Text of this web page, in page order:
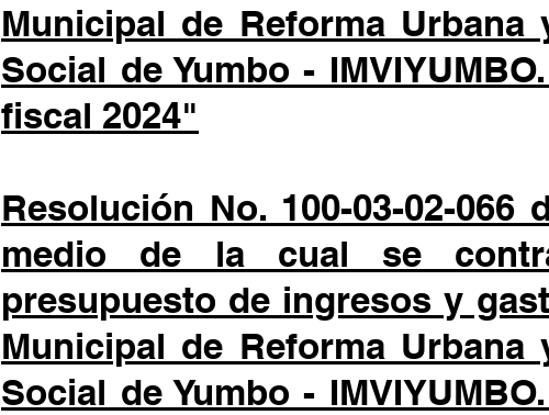
Municipal de Reforma
Social de Yumbo -
fiscal 2024"
Resolución No. 100-03-02-066
medio de la cual se
presupuesto de ingresos y
Municipal de Reforma
Social de Yumbo -